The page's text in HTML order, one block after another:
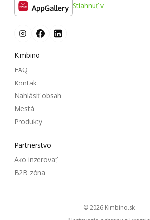
Stiahnuť v
Kimbino
FAQ
Kontakt
Nahlásiť obsah
Mestá
Produkty
Partnerstvo
Ako inzerovať
B2B zóna
© 2026
kimbino.sk